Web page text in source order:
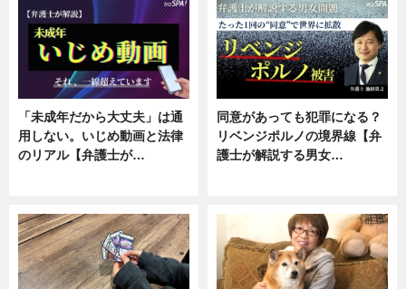
「未成年だから大丈夫」は通
用しない。いじめ動画と法律
のリアル【弁護士が…
同意があっても犯罪になる？
リベンジポルノの境界線【弁
護士が解説する男女…